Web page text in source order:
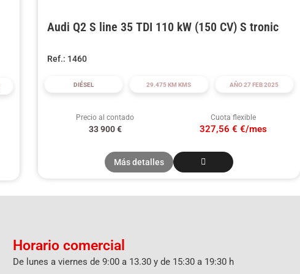
Audi Q2 S line 35 TDI 110 kW (150 CV) S tronic
Ref.: 1460
DIÉSEL 29.475 KM KMS AÑO 27 FEB 2025
Precio al contado Cuota flexible
33 900€ 327,56 € €/mes
Más detalles
Horario comercial
De lunes a viernes de 9:00 a 13.30 y de 15:30 a 19:30 h